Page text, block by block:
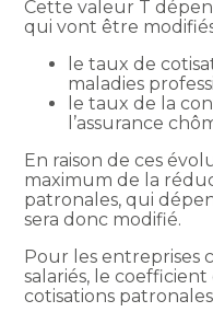
Cette valeur T
qui vont être
le taux de
maladies
le taux de la
l’assurance
En raison de ces
maximum de la
patronales, qui
sera donc modifié.
Pour les entreprises
salariés, le
cotisations